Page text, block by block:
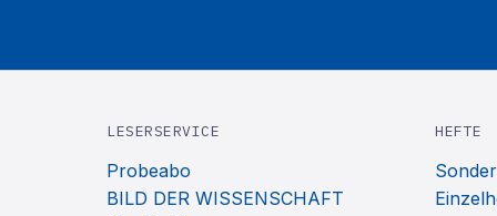
LESERSERVICE
Probeabo
BILD DER WISSENSCHAFT
HEFTE